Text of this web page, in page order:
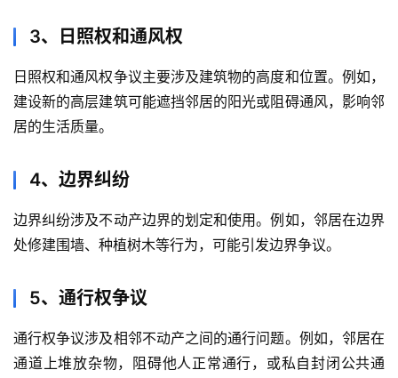
3、日照权和通风权
日照权和通风权争议主要涉及建筑物的高度和位置。例如，
建设新的高层建筑可能遮挡邻居的阳光或阻碍通风，影响邻
居的生活质量。
4、边界纠纷
边界纠纷涉及不动产边界的划定和使用。例如，邻居在边界
处修建围墙、种植树木等行为，可能引发边界争议。
5、通行权争议
通行权争议涉及相邻不动产之间的通行问题。例如，邻居在
通道上堆放杂物，阻碍他人正常通行，或私自封闭公共通